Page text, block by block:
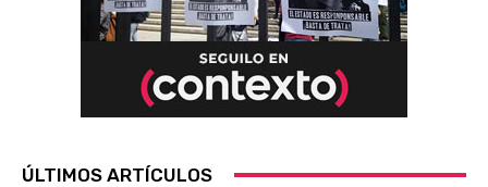
ÚLTIMOS ARTÍCULOS